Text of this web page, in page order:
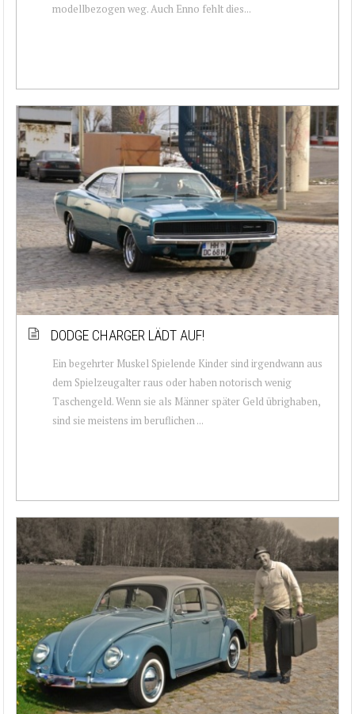
modellbezogen weg. Auch Enno fehlt dies...
DODGE CHARGER LÄDT AUF!
Ein begehrter Muskel Spielende Kinder sind irgendwann aus
dem Spielzeugalter raus oder haben notorisch wenig
Taschengeld. Wenn sie als Männer später Geld übrighaben,
sind sie meistens im beruflichen ...